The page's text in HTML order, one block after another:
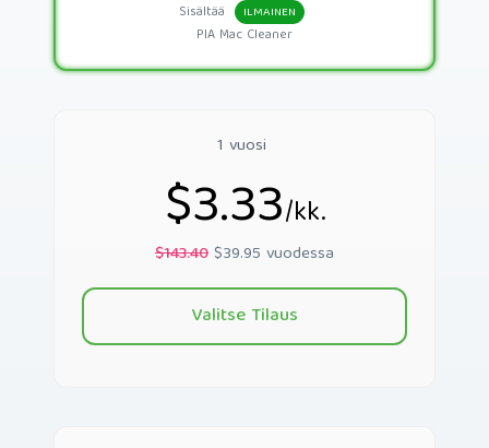
Sisältää ILMAINEN
PIA Mac Cleaner
1 vuosi
$3.33/kk.
$143.40$39.95 vuodessa
Valitse Tilaus